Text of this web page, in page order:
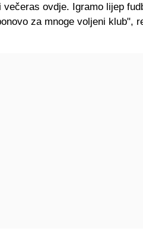
ovdje. Igramo lijep
za mnoge voljeni klub",